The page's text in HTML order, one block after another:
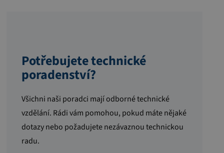
Potřebujete technické
poradenství?
Všichni naši poradci mají odborné technické
vzdělání. Rádi vám pomohou, pokud máte nějaké
dotazy nebo požadujete nezávaznou technickou
radu.